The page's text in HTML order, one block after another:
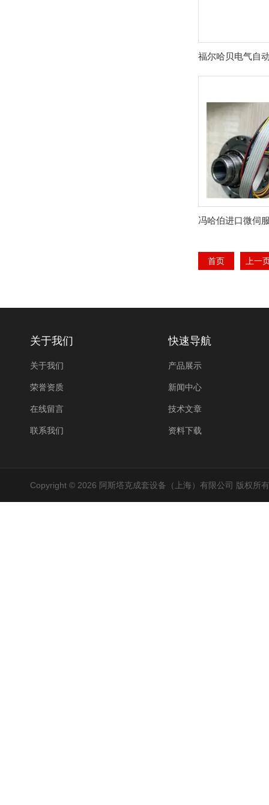
首页 上一
关于我们
关于我们
荣誉资质
在线留言
联系我们
快速导航
产品展示
新闻中心
技术文章
资料下载
Copyright © 2026 阿斯塔克成套设备（上海）有限公司 版权所有